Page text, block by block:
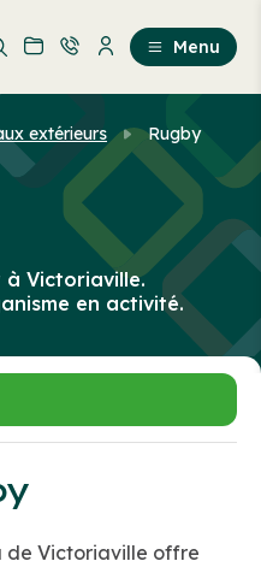
contenu
Menu
extérieurs Rugby
Victoriaville.
en activité.
de Victoriaville offre